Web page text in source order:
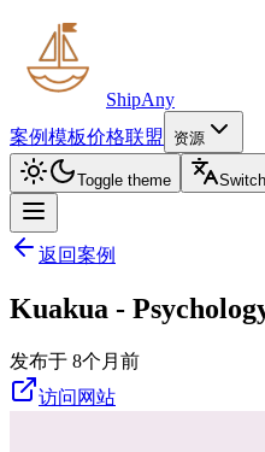
ShipAny
案例模板价格联盟 资源
Toggle theme
返回案例
Kuakua -
发布于 8个月前
访问网站